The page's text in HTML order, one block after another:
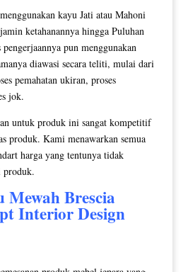
kayu Jati atau Mahoni
ketahanannya hingga Puluhan
pun menggunakan
diawasi secara teliti, mulai dari
pemahatan ukiran, proses
jok.
untuk produk ini sangat kompetitif
produk. Kami menawarkan semua
harga yang tentunya tidak
produk.
MewahBrescia
Interior Design